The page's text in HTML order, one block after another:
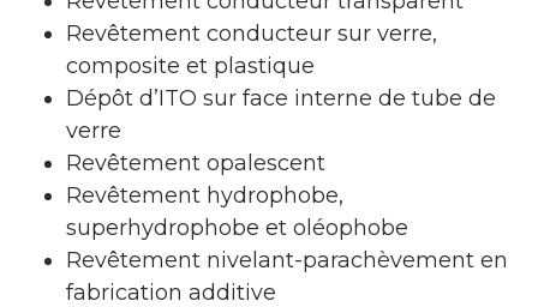
Revêtement conducteur sur verre,
composite et plastique
Dépôt d’ITO sur face interne de tube de
verre
Revêtement opalescent
Revêtement hydrophobe,
superhydrophobe et oléophobe
Revêtement nivelant-parachèvement en
fabrication additive